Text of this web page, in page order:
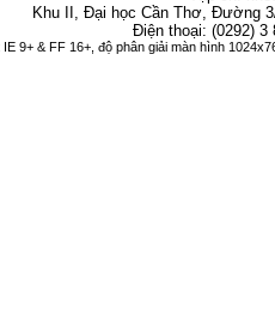
Khu II, Đại học Cần Thơ, Đường
Điện thoại: (0292)
9+ & FF 16+, độ phân giải màn hình